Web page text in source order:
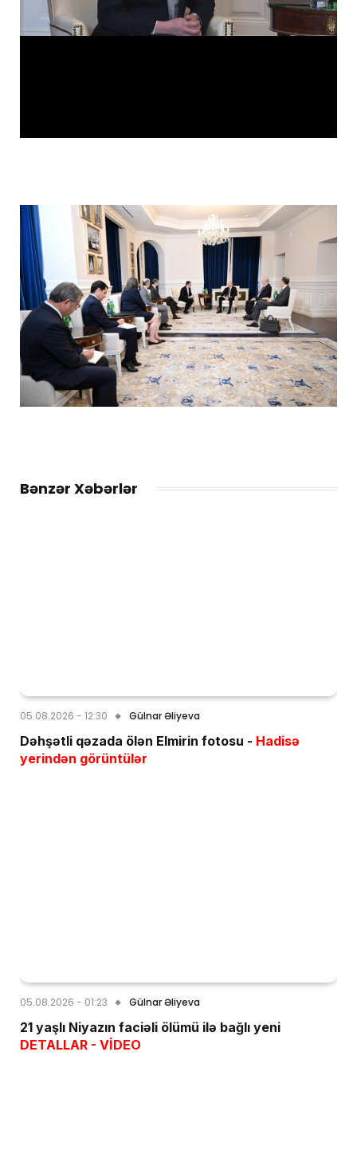
Bənzər Xəbərlər
05.08.2026 - 12:30 Gülnar Əliyeva
Dəhşətli qəzada ölən Elmirin fotosu - Hadisə
yerindən görüntülər
05.08.2026 - 01:23 Gülnar Əliyeva
21 yaşlı Niyazın faciəli ölümü ilə bağlı yeni
DETALLAR - VİDEO